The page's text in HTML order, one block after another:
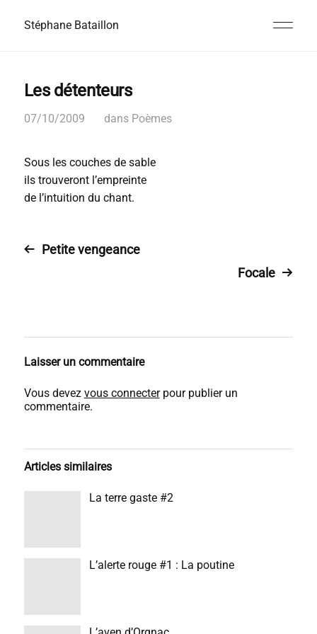
Stéphane Bataillon
Les détenteurs
07/10/2009 dans Poèmes
Sous les couches de sable
ils trouveront l’empreinte
de l’intuition du chant.
Petite vengeance
Focale
Laisser un commentaire
Vous devez vous connecterpour publier un
commentaire.
Articles similaires
La terre gaste #2
L’alerte rouge #1 : La poutine